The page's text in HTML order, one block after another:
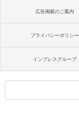
広告掲載のご案内
プライバシーポリシー
インプレスグループ